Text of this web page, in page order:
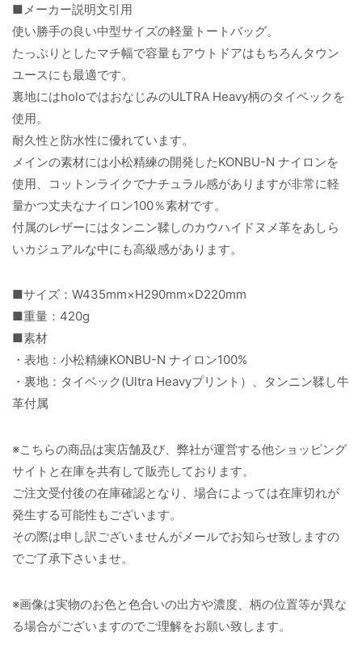
■メーカー説明文引用
使い勝手の良い中型サイズの軽量トートバッグ。
たっぷりとしたマチ幅で容量もアウトドアはもちろんタウン
ユースにも最適です。
裏地にはholoではおなじみのULTRA Heavy柄のタイベックを
使用。
耐久性と防水性に優れています。
メインの素材には小松精練の開発したKONBU-N ナイロンを
使用、コットンライクでナチュラル感がありますが非常に軽
量かつ丈夫なナイロン100％素材です。
付属のレザーにはタンニン鞣しのカウハイドヌメ革をあしら
いカジュアルな中にも高級感があります。
■サイズ：W435mm×H290mm×D220mm
■重量：420g
■素材
・表地：小松精練KONBU-N ナイロン100%
・裏地：タイベック(Ultra Heavyプリント）、タンニン鞣し牛
革付属
※こちらの商品は実店舗及び、弊社が運営する他ショッピング
サイトと在庫を共有して販売しております。
ご注文受付後の在庫確認となり、場合によっては在庫切れが
発生する可能性もございます。
その際は申し訳ございませんがメールでお知らせ致しますの
でご了承下さいませ。
※画像は実物のお色と色合いの出方や濃度、柄の位置等が異な
る場合がございますのでご理解をお願い致します。